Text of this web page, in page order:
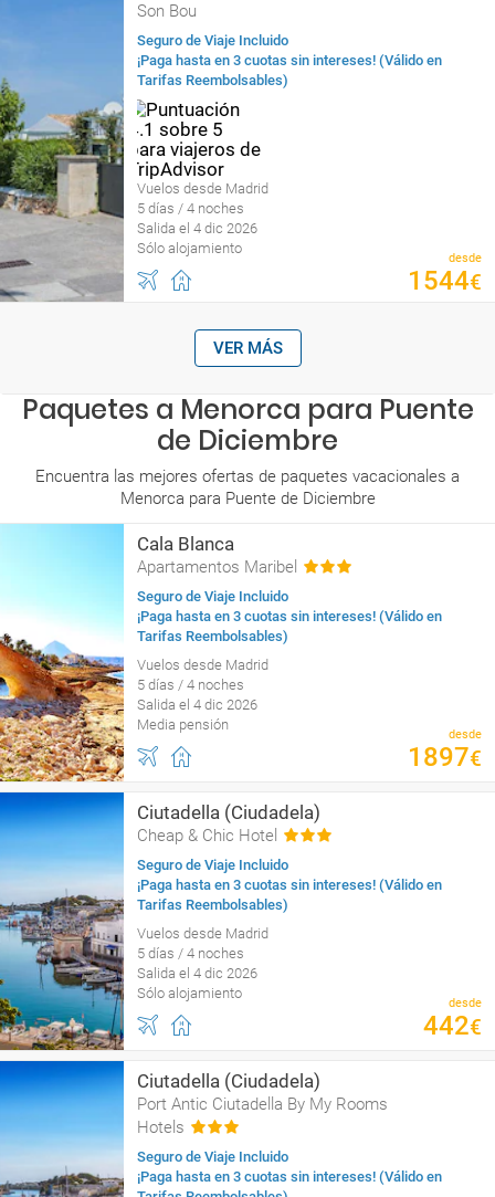
Son Bou
Seguro de Viaje Incluido
¡Paga hasta en 3 cuotas sin intereses! (Válido en
Tarifas Reembolsables)
Vuelos desde Madrid
5 días / 4 noches
Salida el 4 dic 2026
Sólo alojamiento
desde
1544€
VER MÁS
Paquetes a Menorca para Puente
de Diciembre
Encuentra las mejores ofertas de paquetes vacacionales a
Menorca para Puente de Diciembre
Cala Blanca
Apartamentos Maribel
Seguro de Viaje Incluido
¡Paga hasta en 3 cuotas sin intereses! (Válido en
Tarifas Reembolsables)
Vuelos desde Madrid
5 días / 4 noches
Salida el 4 dic 2026
Media pensión
desde
1897€
Ciutadella (Ciudadela)
Cheap & Chic Hotel
Seguro de Viaje Incluido
¡Paga hasta en 3 cuotas sin intereses! (Válido en
Tarifas Reembolsables)
Vuelos desde Madrid
5 días / 4 noches
Salida el 4 dic 2026
Sólo alojamiento
desde
442€
Ciutadella (Ciudadela)
Port Antic Ciutadella By My Rooms
Hotels
Seguro de Viaje Incluido
¡Paga hasta en 3 cuotas sin intereses! (Válido en